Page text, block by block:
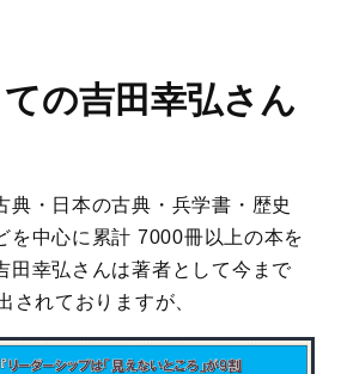
の吉田幸弘さん
典・日本の古典・兵学書・歴史
を中心に累計 7000冊以上の本を
田幸弘さんは著者として今まで
されておりますが、